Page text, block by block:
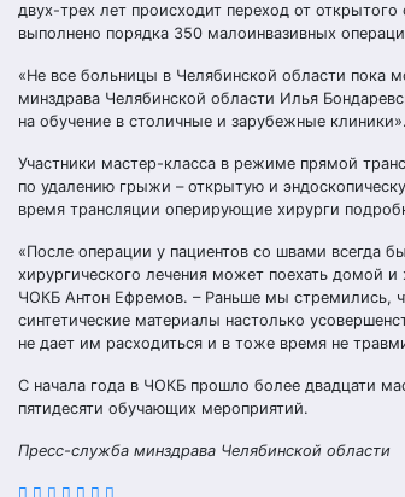
двух-трех лет происходит переход от
выполнено порядка 350 малоинвазивных
«Не все больницы в Челябинской области пока
минздрава Челябинской области Илья
на обучение в столичные и зарубежные клиники».
Участники мастер-класса в режиме прямой
по удалению грыжи – открытую и
время трансляции оперирующие хирурги
«После операции у пациентов со швами всегда
хирургического лечения может поехать домой
ЧОКБ Антон Ефремов. – Раньше мы стремились,
синтетические материалы настолько
не дает им расходиться и в тоже время не
С начала года в ЧОКБ прошло более двадцати
пятидесяти обучающих мероприятий.
Пресс-служба минздрава Челябинской области